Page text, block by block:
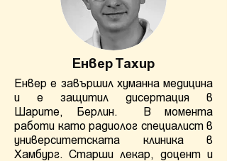
Енвер Тахир
Енвер е завършил хуманна медицина
и е защитил дисертация в
Шарите, Берлин.В момента
работи като радиолог специалист в
университетската клиника в
Хамбург. Старши лекар, доцент и